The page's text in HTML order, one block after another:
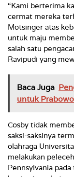
“Kami berterima
cermat mereka
Motsinger atas
untuk maju
salah satu
Ravipudi yang
Baca Juga
untuk
Cosby tidak
saksi-saksinya
olahraga
melakukan
Pennsylvania